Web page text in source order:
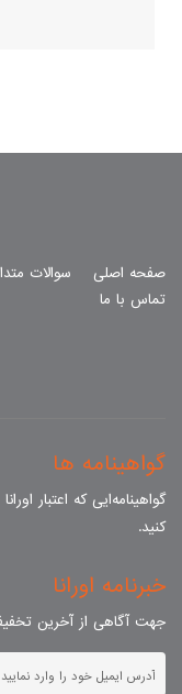
صفحه اصلی سوالات
تماس با ما
گواهینامه ها
گواهینامه‌ایی که اعتبار
کنید.
خبرنامه اورانا
جهت آگاهی از آخرین